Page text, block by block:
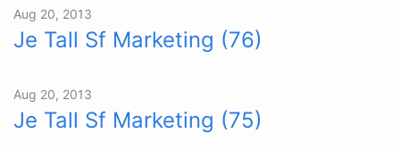
Aug 20, 2013
Je Tall Sf Marketing (76)
Aug 20, 2013
Je Tall Sf Marketing (75)